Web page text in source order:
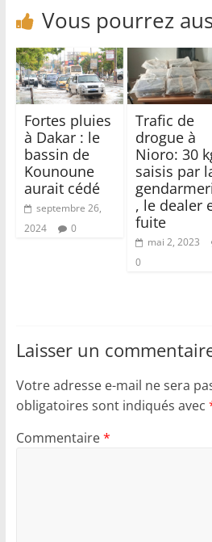
Vous pourrez
Fortes pluies
à Dakar : le
bassin de
Kounoune
aurait cédé
septembre 26,
2024
0
Trafic de
drogue à
Nioro: 30
saisis par
, le dealer
fuite
mai 2, 2023
0
Laisser un
Votre adresse e-mail ne sera
obligatoires sont indiqués avec
Commentaire*